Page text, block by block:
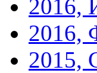
2016,
2016,
2015,